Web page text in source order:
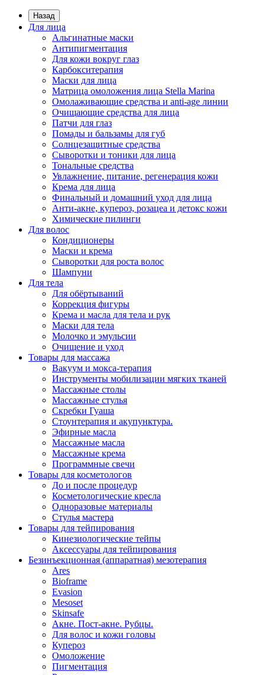
Назад
Для лица
Альгинатные маски
Антипигментация
Для кожи вокруг глаз
Карбокситерапия
Маски для лица
Матрица омоложения лица Stella Marina
Омолаживающие средства и anti-age линии
Очищающие средства для лица
Патчи для глаз
Помады и бальзамы для губ
Солнцезащитные средства
Сыворотки и тоники для лица
Тональные средства
Увлажнение, питание, регенерация кожи
Крема для лица
Финальный и домашний уход для лица
Анти-акне, купероз, розацеа и детокс кожи
Химические пилинги
Для волос
Кондиционеры
Маски и крема
Сыворотки для роста волос
Шампуни
Для тела
Для обёртываний
Коррекция фигуры
Крема и масла для тела и рук
Маски для тела
Молочко и эмульсии
Очищение и уход
Товары для массажа
Вакуум и мокса-терапия
Инструменты мобилизации мягких тканей
Массажные столы
Массажные стулья
Скребки Гуаша
Стоунтерапия и акупунктура.
Эфирные масла
Массажные масла
Массажные крема
Программные свечи
Товары для косметологов
До и после процедур
Косметологические кресла
Одноразовые материалы
Стулья мастера
Товары для тейпирования
Кинезиологические тейпы
Аксессуары для тейпирования
Безинъекционная (аппаратная) мезотерапия
Ares
Bioframe
Evasion
Mesoset
Skinsafe
Акне. Пост-акне. Рубцы.
Для волос и кожи головы
Купероз
Омоложение
Пигментация